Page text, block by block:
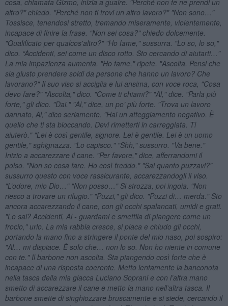
altro?" chiedo. "Perché non ti trovi un altro lavoro?" "Non sono…"
Tossisce, tenendosi stretto, tremando miseramente, violentemente,
incapace di finire la frase. "Non sei cosa?" chiedo dolcemente.
"Qualificato per qualcos'altro?" "Ho fame," sussurra. "Lo so, lo so,"
dico. “Accidenti, sei come un disco rotto. Sto cercando di aiutarti…"
La mia impazienza aumenta. "Ho fame," ripete. "Ascolta. Pensi che
sia giusto prendere soldi da persone che hanno un lavoro? Che
lavorano?" Il suo viso si acciglia e lui ansima, con voce roca, "Cosa
devo fare?" "Ascolta," dico. "Come ti chiami?" "Al," dice. "Parla più
forte," gli dico. "Dai." "Al," dice, un po’ più forte. "Trova un lavoro
dannato, Al," dico seriamente. "Hai un atteggiamento negativo. È
quello che ti sta bloccando. Devi rimetterti in carreggiata. Ti
aiuterò." "Lei è così gentile, signore. Lei è gentile. Lei è un uomo
gentile," sghignazza. "Lo capisco." "Shh," sussurro. "Va bene."
Inizio a accarezzare il cane. "Per favore," dice, afferrandomi il
polso. "Non so cosa fare. Ho così freddo." "Sai quanto puzzavi?"
sussurro questo con voce rassicurante, accarezzandogli il viso.
"L’odore, mio Dio…" "Non posso…" Si strozza, poi ingoia. "Non
riesco a trovare un rifugio." "Puzzi," gli dico. "Puzzi di… merda." Sto
ancora accarezzando il cane, con gli occhi spalancati, umidi e grati.
"Lo sai? Accidenti, Al - guardami e smettila di piangere come un
frocio," urlo. La mia rabbia cresce, si placa e chiudo gli occhi,
portando la mano fino a stringere il ponte del mio naso, poi sospiro:
"Al… mi dispiace. È solo che… non lo so. Non ho niente in comune
con te." Il barbone non ascolta. Sta piangendo così forte che è
incapace di una risposta coerente. Metto lentamente la banconota
nella tasca della mia giacca Luciano Soprani e con l’altra mano
smetto di accarezzare il cane e metto la mano nell’altra tasca. Il
barbone smette di singhiozzare bruscamente e si siede, cercando il